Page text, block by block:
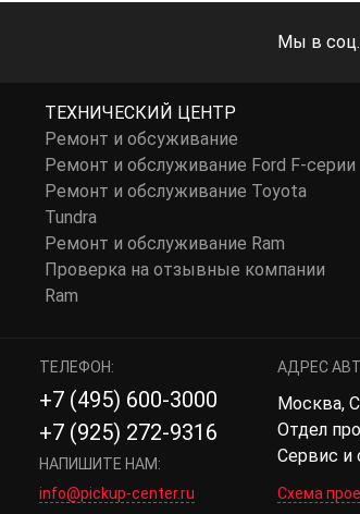
Мы в
ТЕХНИЧЕСКИЙ ЦЕНТР
Ремонт и обсуживание
Ремонт и обслуживание Ford F-серии
Ремонт и обслуживание Toyota
Tundra
Ремонт и обслуживание Ram
Проверка на отзывные компании
Ram
ТЕЛЕФОН:
+7 (495) 600-3000
+7 (925) 272-9316
НАПИШИТЕ НАМ:
info@pickup-center.ru
АДРЕС
Москва,
Отдел
Сервис и
Схема